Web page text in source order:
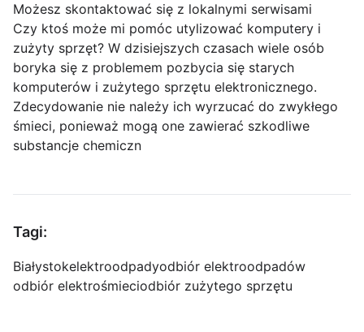
Możesz skontaktować się z lokalnymi serwisami
Czy ktoś może mi pomóc utylizować komputery i
zużyty sprzęt? W dzisiejszych czasach wiele osób
boryka się z problemem pozbycia się starych
komputerów i zużytego sprzętu elektronicznego.
Zdecydowanie nie należy ich wyrzucać do zwykłego
śmieci, ponieważ mogą one zawierać szkodliwe
substancje chemiczn
Tagi:
Białystokelektroodpadyodbiór elektroodpadów
odbiór elektrośmieciodbiór zużytego sprzętu